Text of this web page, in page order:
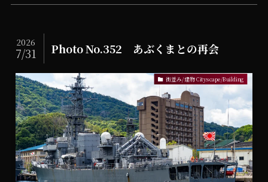
Photo No.352 あぶくまとの再会
2026
7/31
街並み/建物 Cityscape/Building